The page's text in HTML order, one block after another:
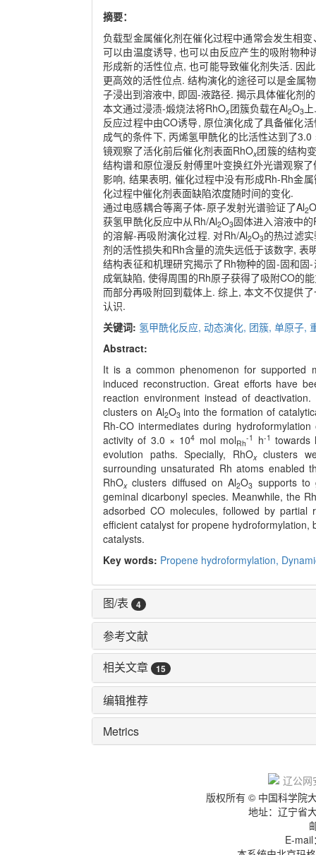
摘要：
负载型金属催化剂在催化过程中通常会发生相
可以由温度诱导, 也可以由反应产生的吸附物
形成新的活性位点, 也可能导致催化剂失活. 因
更高效的活性位点. 结构演化的途径可以是金属
子浸出到溶液中, 即固-液路径. 揭示具体催化剂
本文通过浸渍-煅烧法将RhOx团簇负载在Al2O3
反应过程中由CO诱导, 原位演化成了具备催化
成气的条件下, 丙烯氢甲酰化的比活性达到了3.0
镜观察了活化前后催化剂表面RhOx团簇的结构
结构谱和原位漫反射傅里叶变换红外光谱观察
影响, 结果表明, 催化过程中没有形成Rh-Rh金
化过程中催化剂表面缺陷浓度随时间的变化.
通过电感耦合等离子体-原子发射光谱验证了Al2O
获氢甲酰化反应中从Rh/Al2O3固体进入溶液中
的溶解-再吸附演化过程. 对Rh/Al2O3的热过滤
剂的活性损失和Rh含量的流失远低于该数字,
结构表征和机理研究揭示了Rh物种的固-固和
成氧缺陷, 使得周围的Rh原子获得了吸附CO的
而部分再吸附回到载体上. 综上, 本文不仅提供
认识.
关键词: 氢甲酰化反应, 动态演化, 团簇, 单原子,
Abstract:
It is a common phenomenon for supported
induced reconstruction. Great efforts have
reaction environment instead of
clusters on Al2O3 into the formation of
Rh-CO intermediates during
activity of 3.0 × 104 mol molRh
-1 h-1 towards
evolution paths. Specially, RhOxclusters
surrounding unsaturated Rh atoms enabled
RhOxclusters diffused on Al2O3 supports
geminal dicarbonyl species. Meanwhile, the
adsorbed CO molecules, followed by
efficient catalyst for propene
catalysts.
Key words: Propene hydroformylation,
图/表 4
参考文献
相关文章
15
编辑推荐
Metrics
辽公网
版权所有 © 中国科学院
地址：辽宁省
E-mail